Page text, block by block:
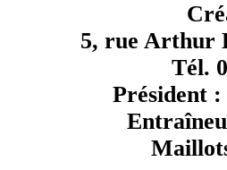
5, rue Arthur
Tél.
Président